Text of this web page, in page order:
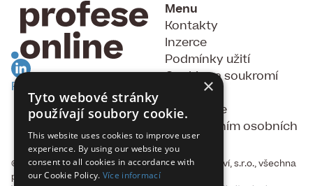
RSS Feed
Menu
Kontakty
Inzerce
Podmínky užití
Cookies a soukromí
Souhlas se
zpracováním osobních
údajů
© 2015 - 2026, Fakta, vydavatelství a nakladatelství, s.r.o., všechna
práva vyhrazena
×
Tyto webové stránky
používají soubory cookie.
This website uses cookies to improve user
experience. By using our website you
consent to all cookies in accordance with
our Cookie Policy. Více informací